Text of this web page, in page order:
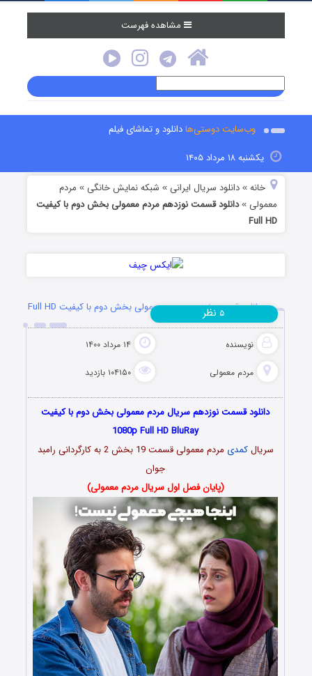
مشاهده فهرست
وب‌سایت دوستی‌هادانلود و تماشای فیلم
یکشنبه ۱۸ مرداد ۱۴۰۵
خانه »دانلود سریال ایرانی » شبکه نمایش خانگی » مردم
معمولی »دانلود قسمت نوزدهم مردم معمولی بخش دوم با کیفیت
Full HD
دانلود قسمت نوزدهم مردم معمولی بخش دوم با کیفیت Full HD
نویسنده ۱۴ مرداد ۱۴۰۰
مردم معمولی ۱۰۴۱۵۰ بازدید
۵ نظر
دانلود قسمت نوزدهم سریال مردم معمولی بخش دوم با کیفیت
1080p Full HD BluRay
سریالکمدی
مردم معمولی قسمت 19 بخش 2 به کارگردانی رامبد
جوان
(پایان فصل اول سریال مردم معمولی)